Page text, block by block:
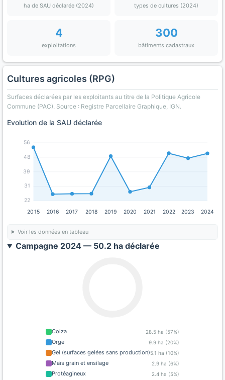
ha de SAU déclarée (2024) types de cultures (2024)
4
exploitations
300
bâtiments cadastraux
Cultures agricoles (RPG)
Surfaces déclarées par les exploitants au titre de la Politique Agricole
Commune (PAC). Source : Registre Parcellaire Graphique, IGN.
Evolution de la SAU déclarée
22
31
39
48
56
2015 2016 2017 2018 2019 2020 2021 2022 2023 2024
Voir les données en tableau
Campagne 2024 — 50.2 ha déclarée
Colza 28.5 ha (57%)
Orge 9.9 ha (20%)
Gel (surfaces gelées sans production)5.1 ha (10%)
Maïs grain et ensilage 2.9 ha (6%)
Protéagineux 2.4 ha (5%)